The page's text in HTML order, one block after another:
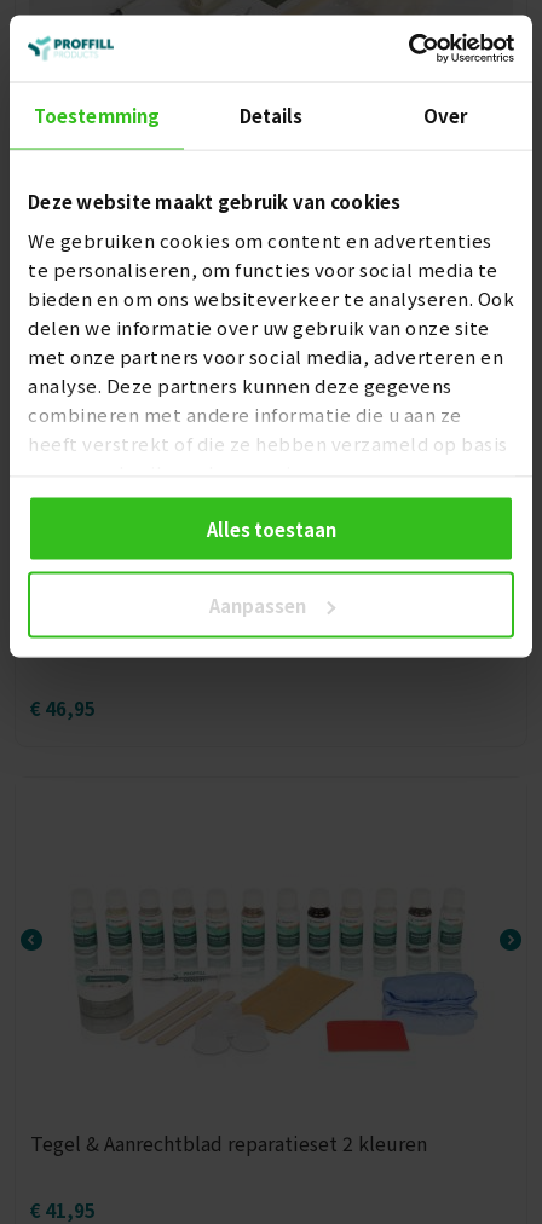
Toestemming Details Over
Deze website maakt gebruik van cookies
We gebruiken cookies om content en advertenties
te personaliseren, om functies voor social media te
bieden en om ons websiteverkeer te analyseren. Ook
delen we informatie over uw gebruik van onze site
met onze partners voor social media, adverteren en
analyse. Deze partners kunnen deze gegevens
combineren met andere informatie die u aan ze
heeft verstrekt of die ze hebben verzameld op basis
Alles toestaan
Aanpassen
€49,95 €44,95
Tegel & Aanrechtblad reparatieset 3 kleuren
€ 46,95
Tegel & Aanrechtblad reparatieset 2 kleuren
€ 41,95